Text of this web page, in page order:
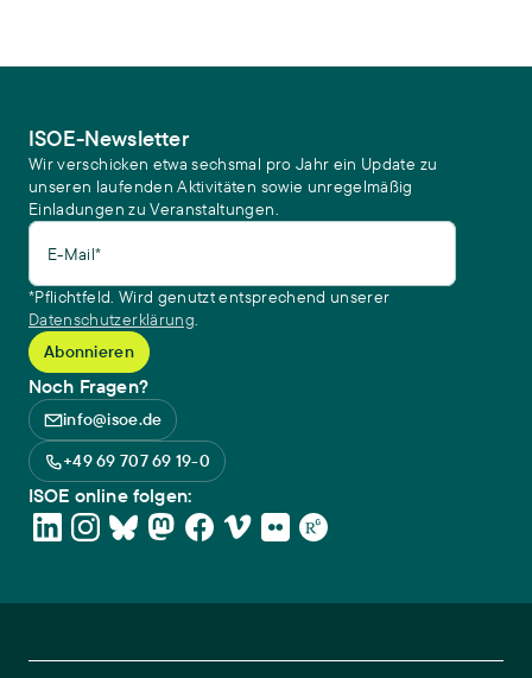
ISOE-Newsletter
Wir verschicken etwa sechsmal pro Jahr ein Update zu
unseren laufenden Aktivitäten sowie unregelmäßig
Einladungen zu Veranstaltungen.
E-Mail*
*Pflichtfeld. Wird genutzt entsprechend unserer
Datenschutzerklärung.
Noch Fragen?
info@isoe.de
+49 69 707 69 19-0
ISOE online folgen: